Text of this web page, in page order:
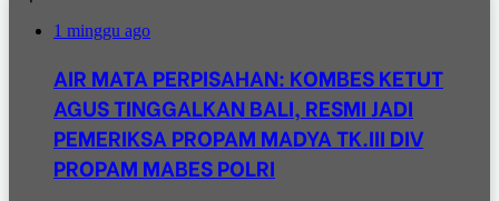
1 minggu ago
AIR MATA PERPISAHAN: KOMBES KETUT
AGUS TINGGALKAN BALI, RESMI JADI
PEMERIKSA PROPAM MADYA TK.III DIV
PROPAM MABES POLRI